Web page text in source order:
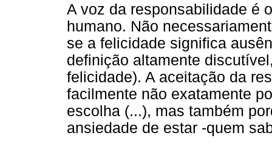
A voz da responsabilidade é
humano. Não
se a felicidade significa
definição altamente
felicidade). A aceitação da
facilmente não exatamente
escolha (...), mas também
ansiedade de estar -quem